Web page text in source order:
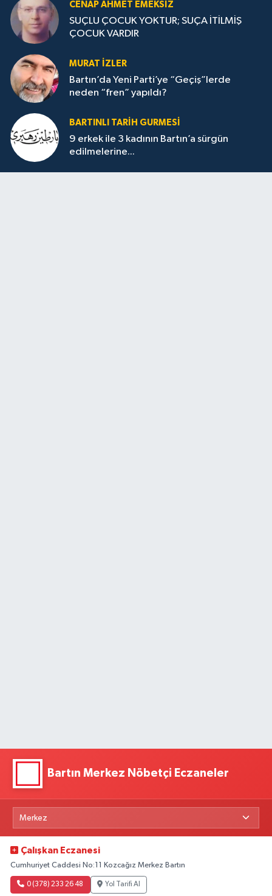
CENAP AHMET EMEKSİZ
SUÇLU ÇOCUK YOKTUR; SUÇA İTİLMİŞ
ÇOCUK VARDIR
MURAT İZLER
Bartın’da Yeni Parti’ye “Geçiş”lerde
neden “fren” yapıldı?
BARTINLI TARIH GURMESI
9 erkek ile 3 kadının Bartın’a sürgün
edilmelerine...
Bartın Merkez Nöbetçi Eczaneler
Çalışkan Eczanesi
Cumhuriyet Caddesi No:11 Kozcağız Merkez Bartın
0 (378) 233 26 48 Yol Tarifi Al